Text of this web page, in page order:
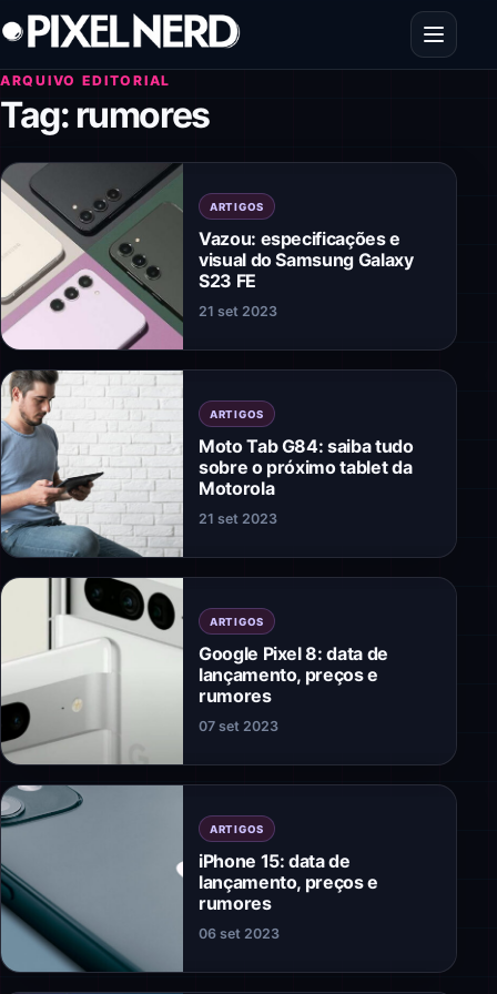
Pular para o conteúdo
Abrir
ARQUIVO EDITORIAL
Tag: rumores
ARTIGOS
Vazou: especificações e
visual do Samsung Galaxy
S23 FE
21 set 2023
ARTIGOS
Moto Tab G84: saiba tudo
sobre o próximo tablet da
Motorola
21 set 2023
ARTIGOS
Google Pixel 8: data de
lançamento, preços e
rumores
07 set 2023
ARTIGOS
iPhone 15: data de
lançamento, preços e
rumores
06 set 2023